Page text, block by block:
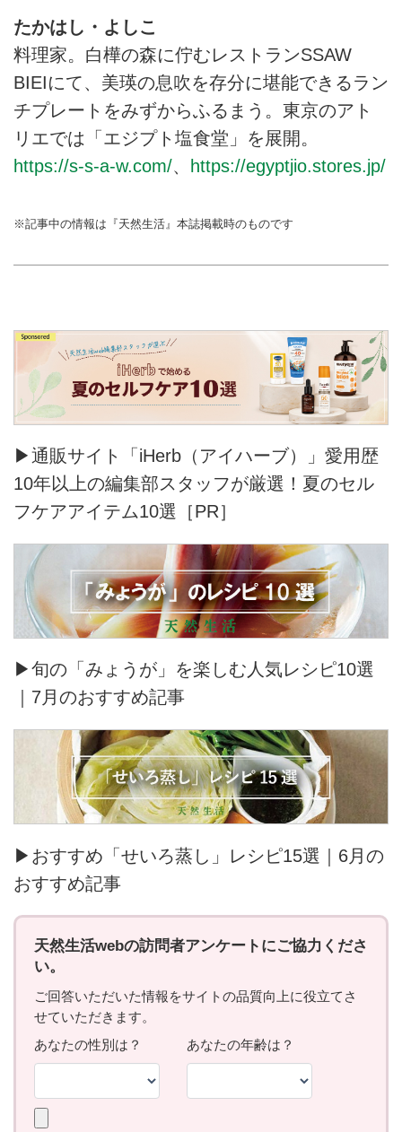
たかはし・よしこ
料理家。白樺の森に佇むレストランSSAW
BIEIにて、美瑛の息吹を存分に堪能できるラン
チプレートをみずからふるまう。東京のアト
リエでは「エジプト塩食堂」を展開。
https://s-s-a-w.com/、 https://egyptjio.stores.jp/
※記事中の情報は『天然生活』本誌掲載時のものです
▶通販サイト「iHerb（アイハーブ）」愛用歴
10年以上の編集部スタッフが厳選！夏のセル
フケアアイテム10選［PR］
▶旬の「みょうが」を楽しむ人気レシピ10選
｜7月のおすすめ記事
▶おすすめ「せいろ蒸し」レシピ15選｜6月の
おすすめ記事